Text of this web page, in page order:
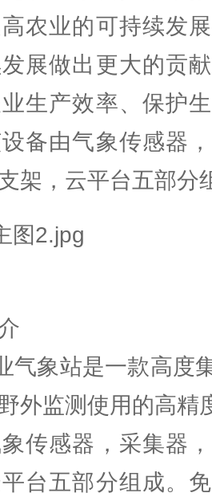
农业的可持续发
展做出更大的贡
生产效率、保护
备由气象传感器
架，云平台五部分
气象站是一款高度
外监测使用的高精
传感器，采集器
台五部分组成。